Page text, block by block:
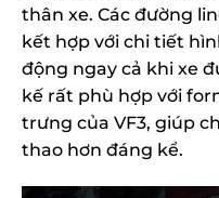
thân xe. Các đường
kết hợp với chi tiết
động ngay cả khi xe
kế rất phù hợp với
trưng của VF3, giúp
thao hơn đáng kể.